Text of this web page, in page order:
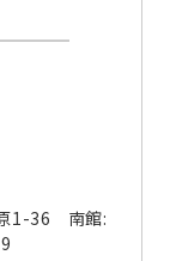
1-36 南館: